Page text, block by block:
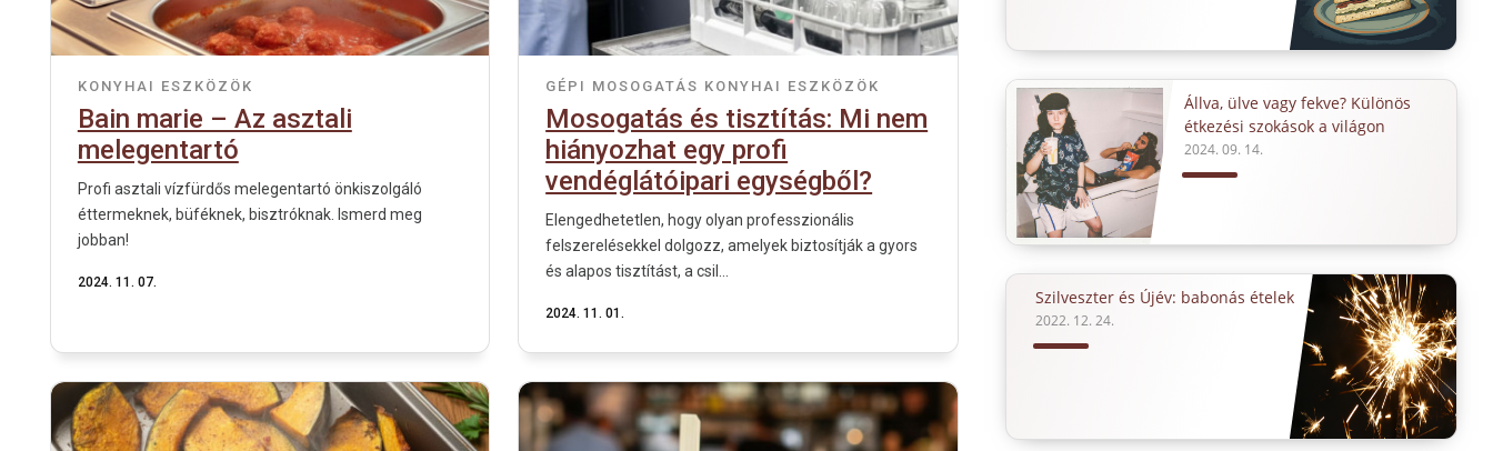
KONYHAI ESZKÖZÖK
Bain marie – Az asztali
melegentartó
Profi asztali vízfürdős melegentartó önkiszolgáló
éttermeknek, büféknek, bisztróknak. Ismerd meg
jobban!
2024. 11. 07.
GÉPI MOSOGATÁS KONYHAI ESZKÖZÖK
Mosogatás és tisztítás: Mi nem
hiányozhat egy profi
vendéglátóipari egységből?
Elengedhetetlen, hogy olyan professzionális
felszerelésekkel dolgozz, amelyek biztosítják a gyors
és alapos tisztítást, a csil...
2024. 11. 01.
Állva, ülve vagy fekve? Különös
étkezési szokások a világon
2024. 09. 14.
Szilveszter és Újév: babonás ételek
2022. 12. 24.